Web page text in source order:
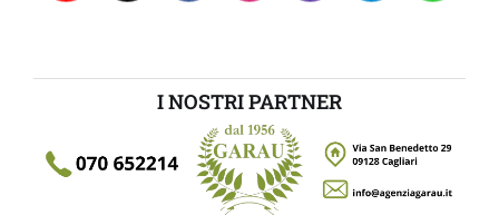
I NOSTRI PARTNER